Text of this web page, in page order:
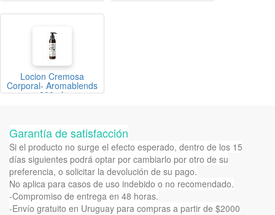
Locion Cremosa
Corporal- Aromablends
200ml.
Garantía de satisfacción
Si el producto no surge el efecto esperado, dentro de los 15
días siguientes podrá optar por cambiarlo por otro de su
preferencia, o solicitar la devolución de su pago.
No aplica para casos de uso indebido o no recomendado.
-Compromiso de entrega en 48 horas.
-Envío gratuito en Uruguay para compras a partir de $2000